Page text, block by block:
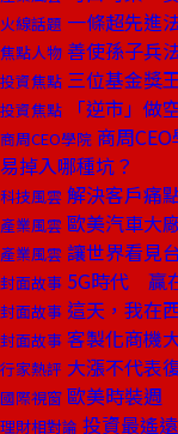
火線話題 一條超先進
焦點人物 善使孫子兵
投資焦點 三位基金獎
投資焦點 「逆市」
商周CEO學院 商周
易掉入哪種坑？
科技風雲 解決客戶痛
產業風雲 歐美汽車大
產業風雲 讓世界看見
封面故事 5G時代 贏
封面故事 這天，我在
封面故事 客製化商機
行家熱評 大漲不代表
國際視窗 歐美時裝週
理財相對論 投資最遙